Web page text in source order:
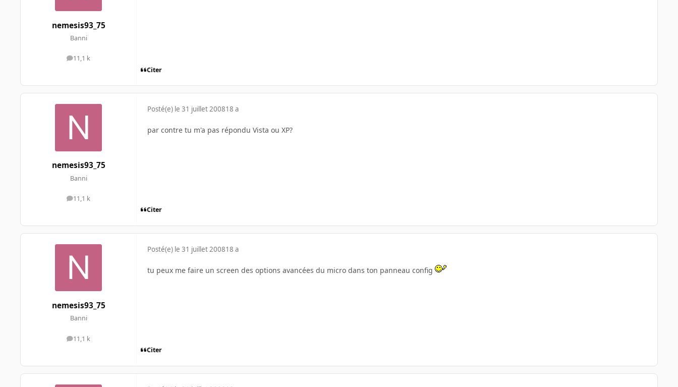
nemesis93_75
Banni
11,1 k
messages
Citer
nemesis93_75
Banni
11,1 k
messages
Posté(e) le 31 juillet 200818 a
par contre tu m'a pas répondu Vista ou XP?
Citer
nemesis93_75
Banni
11,1 k
messages
Posté(e) le 31 juillet 200818 a
tu peux me faire un screen des options avancées du micro dans ton panneau config
Citer